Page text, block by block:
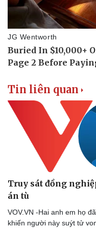
Tin liên quan
Truy sát đồng
án tù
VOV.VN -Hai anh em họ
khiến người này suýt tử